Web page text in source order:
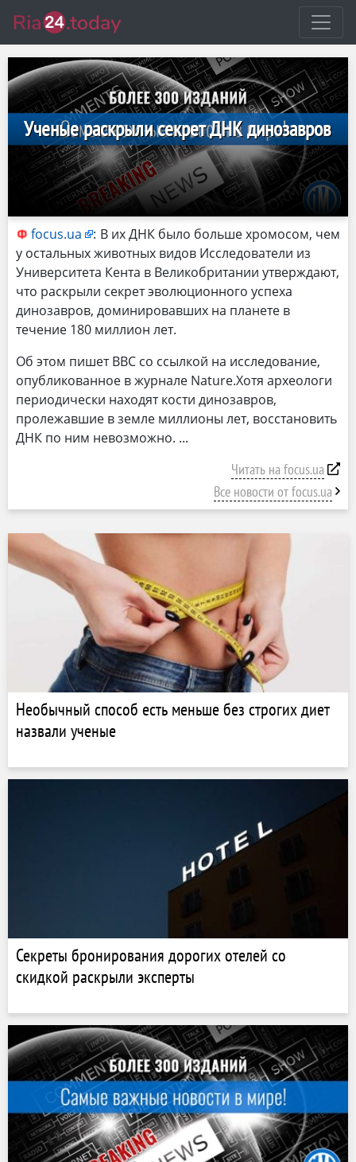
Ученые раскрыли секрет ДНК динозавров
focus.ua : В их ДНК было больше хромосом, чем
у остальных животных видов Исследователи из
Университета Кента в Великобритании утверждают,
что раскрыли секрет эволюционного успеха
динозавров, доминировавших на планете в
течение 180 миллион лет.
Об этом пишет ВВС со ссылкой на исследование,
опубликованное в журнале Nature.Хотя археологи
периодически находят кости динозавров,
пролежавшие в земле миллионы лет, восстановить
ДНК по ним невозможно.
Читать на focus.ua
Все новости от focus.ua
Необычный способ есть меньше без строгих диет
назвали ученые
Секреты бронирования дорогих отелей со
скидкой раскрыли эксперты